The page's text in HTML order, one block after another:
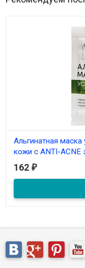
Альгинатная
кожи с ANTI-
В наличии
162 ₽